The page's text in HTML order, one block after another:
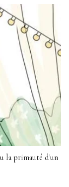
la primauté d'un